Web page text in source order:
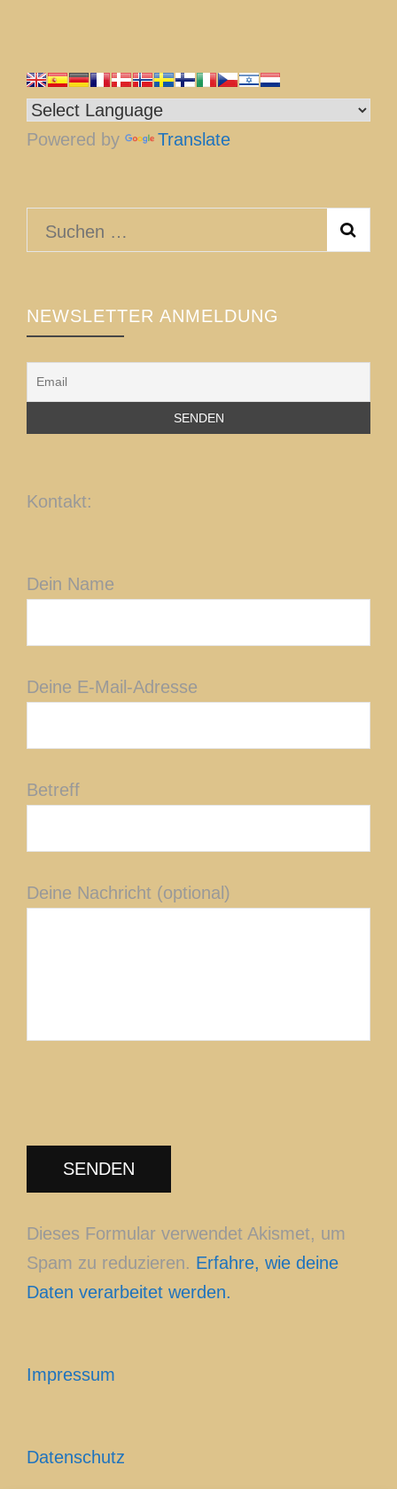
Powered by Translate
Suchen
NEWSLETTER ANMELDUNG
Kontakt:
Dein Name
Deine E-Mail-Adresse
Betreff
Deine Nachricht (optional)
Dieses Formular verwendet Akismet, um
Spam zu reduzieren. Erfahre, wie deine
Daten verarbeitet werden.
Impressum
Datenschutz